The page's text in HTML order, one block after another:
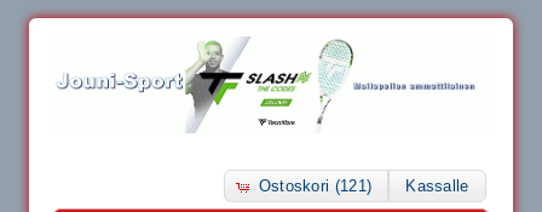
Ostoskori (121) Kassalle